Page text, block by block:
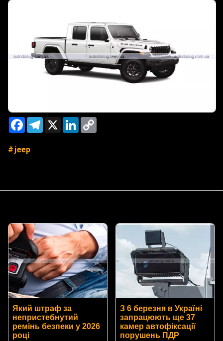
FacebookTelegram
X LinkedIn
jeep
Який штраф за
непристебнутий
ремінь безпеки у 2026
році
З 6 березня в Україні
запрацюють ще 37
камер автофіксації
порушень ПДР